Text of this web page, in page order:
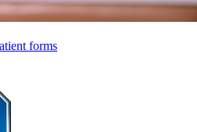
forms